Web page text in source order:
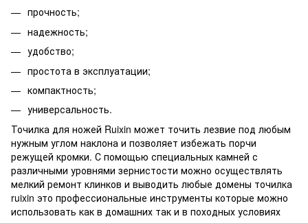
прочность;
надежность;
удобство;
простота в эксплуатации;
компактность;
универсальность.
Точилка для ножей Ruixin может точить лезвие под любым
нужным углом наклона и позволяет избежать порчи
режущей кромки. С помощью специальных камней с
различными уровнями зернистости можно осуществлять
мелкий ремонт клинков и выводить любые домены точилка
ruixin это профессиональные инструменты которые можно
использовать как в домашних так и в походных условиях